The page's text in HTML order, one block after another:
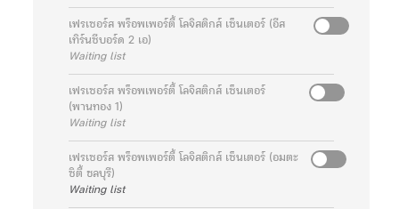
เฟรเซอร์ส พร็อพเพอร์ตี้ โลจิสติกส์ เซ็นเตอร์ (อีส
เทิร์นซีบอร์ด 2 เอ)
Waiting list
เฟรเซอร์ส พร็อพเพอร์ตี้ โลจิสติกส์ เซ็นเตอร์
(พานทอง 1)
Waiting list
เฟรเซอร์ส พร็อพเพอร์ตี้ โลจิสติกส์ เซ็นเตอร์ (อมตะ
ซิตี้ ชลบุรี)
Waiting list